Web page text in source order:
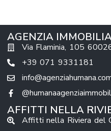
AGENZIA
Via Flaminia, 105
+39 071 9331181
AFFITTI NELLA
Affitti nella Riviera del